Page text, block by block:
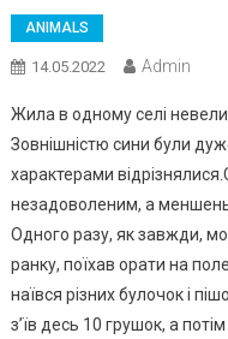
ANIMALS
14.05.2022 Admin
Жила в одному селі
Зовнішністю сини були
характерами
незадоволеним, а
Одного разу, як завжди,
ранку, поїхав орати на
наївся різних булочок і
з’їв десь 10 грушок, а